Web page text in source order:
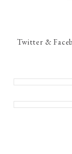
Twitter &